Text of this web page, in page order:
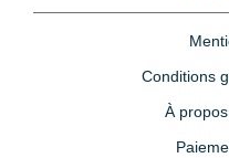
Conditions
À